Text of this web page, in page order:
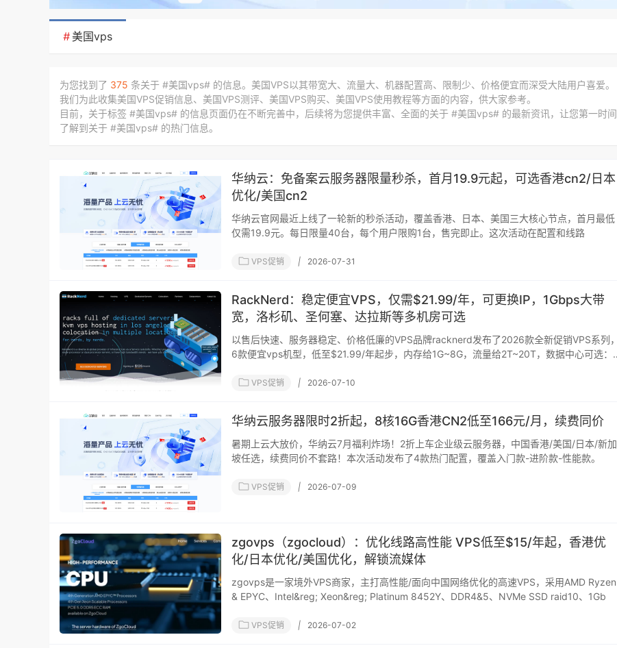
# 美国vps
为您找到了 375 条关于 #美国vps# 的信息。美国VPS以其带宽大、流量大、机器配置高、限制少、价格便宜而深受大陆用户喜爱。
我们为此收集美国VPS促销信息、美国VPS测评、美国VPS购买、美国VPS使用教程等方面的内容，供大家参考。
目前，关于标签 #美国vps# 的信息页面仍在不断完善中，后续将为您提供丰富、全面的关于 #美国vps# 的最新资讯，让您第一时间
了解到关于 #美国vps# 的热门信息。
华纳云：免备案云服务器限量秒杀，首月19.9元起，可选香港cn2/日本
优化/美国cn2
华纳云官网最近上线了一轮新的秒杀活动，覆盖香港、日本、美国三大核心节点，首月最低
仅需19.9元。每日限量40台，每个用户限购1台，售完即止。这次活动在配置和线路
VPS促销 | 2026-07-31
RackNerd：稳定便宜VPS，仅需$21.99/年，可更换IP，1Gbps大带
宽，洛杉矶、圣何塞、达拉斯等多机房可选
以售后快速、服务器稳定、价格低廉的VPS品牌racknerd发布了2026款全新促销VPS系列，
6款便宜vps机型，低至$21.99/年起步，内存给1G~8G，流量给2T~20T，数据中心可选：
VPS促销 | 2026-07-10
华纳云服务器限时2折起，8核16G香港CN2低至166元/月，续费同价
暑期上云大放价，华纳云7月福利炸场！2折上车企业级云服务器，中国香港/美国/日本/新加
坡任选，续费同价不套路！本次活动发布了4款热门配置，覆盖入门款-进阶款-性能款。
VPS促销 | 2026-07-09
zgovps（zgocloud）：优化线路高性能 VPS低至$15/年起，香港优
化/日本优化/美国优化，解锁流媒体
zgovps是一家境外VPS商家，主打高性能/面向中国网络优化的高速VPS，采用AMD Ryzen
& EPYC、Intel&reg; Xeon&reg; Platinum 8452Y、DDR4&5、NVMe SSD raid10、1Gb
VPS促销 | 2026-07-02